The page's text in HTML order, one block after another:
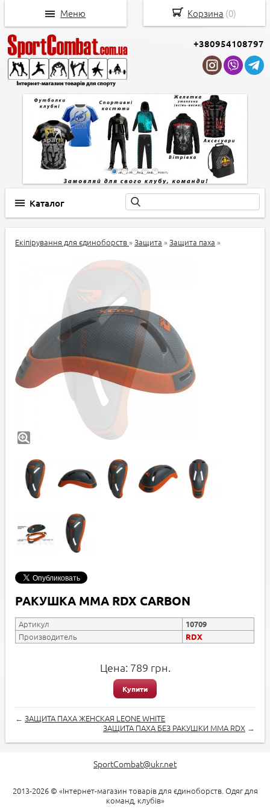
+380954108797
Каталог
Екіпірування для єдиноборств»Защита »Защита паха »
РАКУШКА MMA RDX СARBON
Артикул 10709
Производитель RDX
Цена: 789 грн.
Купити
←ЗАЩИТА ПАХА ЖЕНСКАЯ LEONE WHITE
ЗАЩИТА ПАХА БЕЗ РАКУШКИ MMA RDX→
SportCombat@ukr.net
2013-2026 © «Інтернет-магазин товарів для єдиноборств. Одяг для
команд, клубів»
Корзина (0)
Меню